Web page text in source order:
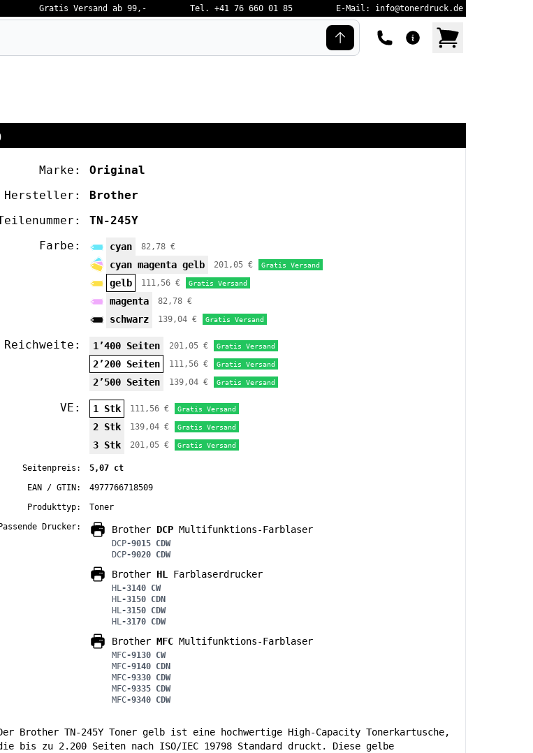
Gratis Versand ab 99,- Tel. +41 76 660 01 85 E-Mail: info@tonerdruck.de
Marke:
Original
Hersteller:
Brother
TN-245Y
Farbe:
cyan 82,78 €
cyan magenta gelb 201,05 € Gratis Versand
gelb 111,56 € Gratis Versand
magenta 82,78 €
schwarz 139,04 € Gratis Versand
Reichweite: 1’400 Seiten 201,05 € Gratis Versand
2’200 Seiten 111,56 € Gratis Versand
2’500 Seiten 139,04 € Gratis Versand
VE: 1 Stk 111,56 € Gratis Versand
2 Stk 139,04 € Gratis Versand
3 Stk 201,05 € Gratis Versand
Seitenpreis:
5,07 ct
EAN / GTIN:
4977766718509
Produkttyp:
Toner
Passende Drucker:
Brother DCP Multifunktions-Farblaser
DCP-9015 CDW
DCP-9020 CDW
Brother HL Farblaserdrucker
HL-3140 CW
HL-3150 CDN
HL-3150 CDW
HL-3170 CDW
Brother MFC Multifunktions-Farblaser
MFC-9130 CW
MFC-9140 CDN
MFC-9330 CDW
MFC-9335 CDW
MFC-9340 CDW
Brother TN-245Y Toner gelb ist eine hochwertige High-Capacity Tonerkartusche,
bis zu 2.200 Seiten nach ISO/IEC 19798 Standard druckt. Diese gelbe